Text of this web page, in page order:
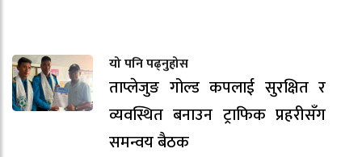
यो पनि पढ्नुहोस
ताप्लेजुङ गोल्ड कपलाई सुरक्षित र
व्यवस्थित बनाउन ट्राफिक प्रहरीसँग
समन्वय बैठक